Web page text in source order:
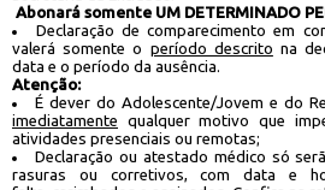
Abonará somente UM DETERMINADO
Declaração de comparecimento em
valerá somente o período descrito na
data e o período da ausência.
Atenção:
É dever do Adolescente/Jovem e do
imediatamente qualquer motivo que
atividades presenciais ou remotas;
Declaração ou atestado médico só
rasuras ou corretivos, com data e